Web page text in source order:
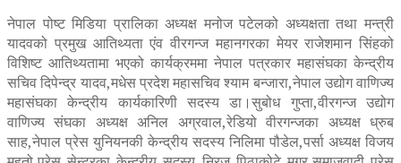
नेपाल पोष्ट मिडिया प्रालिका अध्यक्ष मनोज पटेलको अध्यक्षता तथा मन्त्री
यादवको प्रमुख आतिथ्यता एंव वीरगन्ज महानगरका मेयर राजेशमान सिंहको
विशिष्ट आतिथ्यतामा भएको कार्यक्रममा नेपाल पत्रकार महासंघका केन्द्रीय
सचिव दिपेन्द्र यादव,मधेस प्रदेश महासचिव श्याम बन्जारा,नेपाल उद्योग वाणिज्य
महासंघका केन्द्रीय कार्यकारिणी सदस्य डा।सुबोध गुप्ता,वीरगन्ज उद्योग
वाणिज्य संघका अध्यक्ष अनिल अग्रवाल,रेडियो वीरगन्जका अध्यक्ष ध्रुब
साह,नेपाल प्रेस युनियनकी केन्द्रीय सदस्य निलिमा पौडेल,पर्सा अध्यक्ष विजय